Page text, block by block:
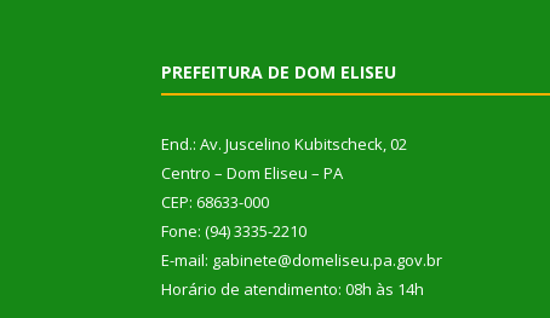
PREFEITURA DE DOM ELISEU
End.: Av. Juscelino Kubitscheck, 02
Centro – Dom Eliseu – PA
CEP: 68633-000
Fone: (94) 3335-2210
E-mail: gabinete@domeliseu.pa.gov.br
Horário de atendimento: 08h às 14h